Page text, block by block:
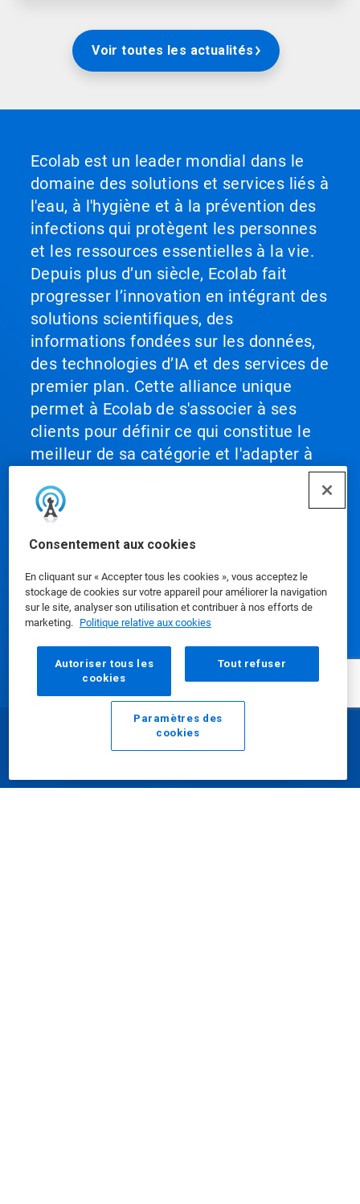
Consentement aux cookies
En cliquant sur « Accepter tous les cookies », vous acceptez le
stockage de cookies sur votre appareil pour améliorer la navigation
sur le site, analyser son utilisation et contribuer à nos efforts de
marketing. Politique relative aux cookies
Autoriser tous les
cookies
Tout refuser
Paramètres des
cookies
Voir toutes les actualités
Ecolab est un leader mondial dans le
domaine des solutions et services liés à
l'eau, à l'hygiène et à la prévention des
infections qui protègent les personnes
et les ressources essentielles à la vie.
Depuis plus d’un siècle, Ecolab fait
progresser l’innovation en intégrant des
solutions scientifiques, des
informations fondées sur les données,
des technologies d’IA et des services de
premier plan. Cette alliance unique
permet à Ecolab de s'associer à ses
clients pour définir ce qui constitue le
meilleur de sa catégorie et l'adapter à
aidant ainsi à atteindre des
performances optimales.
Nos produits
Ressources média
Utilisation de notre site web
E-mail Appelez